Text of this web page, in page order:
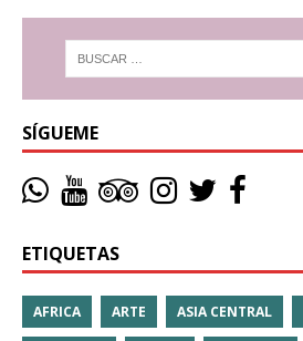
SÍGUEME
ETIQUETAS
AFRICA ARTE ASIA CENTRAL